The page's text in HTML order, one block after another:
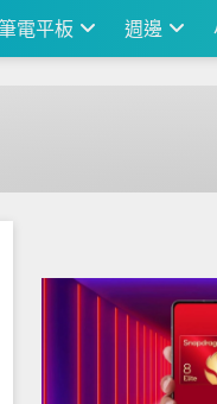
電平板 週邊